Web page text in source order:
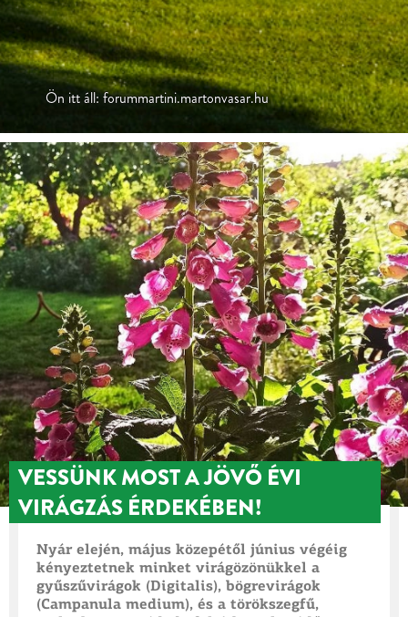
Ön itt áll: forummartini.martonvasar.hu
VESSÜNK MOST A JÖVŐ ÉVI
VIRÁGZÁS ÉRDEKÉBEN!
Nyár elején, május közepétől június végéig
kényeztetnek minket virágözönükkel a
gyűszűvirágok (Digitalis), bögrevirágok
(Campanula medium), és a törökszegfű,